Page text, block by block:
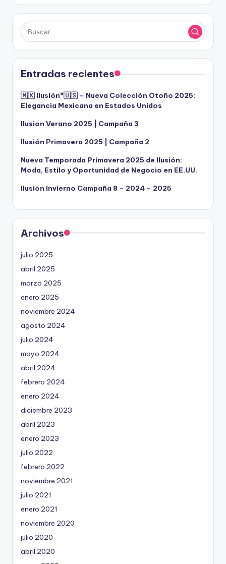
Entradas recientes
🇲🇽 Ilusión®️🇺🇸 – Nueva Colección Otoño 2025:
Elegancia Mexicana en Estados Unidos
Ilusion Verano 2025 | Campaña 3
Ilusión Primavera 2025 | Campaña 2
Nueva Temporada Primavera 2025 de Ilusión:
Moda, Estilo y Oportunidad de Negocio en EE.UU.
Ilusion Invierno Campaña 8 – 2024 – 2025
Archivos
julio 2025
abril 2025
marzo 2025
enero 2025
noviembre 2024
agosto 2024
julio 2024
mayo 2024
abril 2024
febrero 2024
enero 2024
diciembre 2023
abril 2023
enero 2023
julio 2022
febrero 2022
noviembre 2021
julio 2021
enero 2021
noviembre 2020
julio 2020
abril 2020